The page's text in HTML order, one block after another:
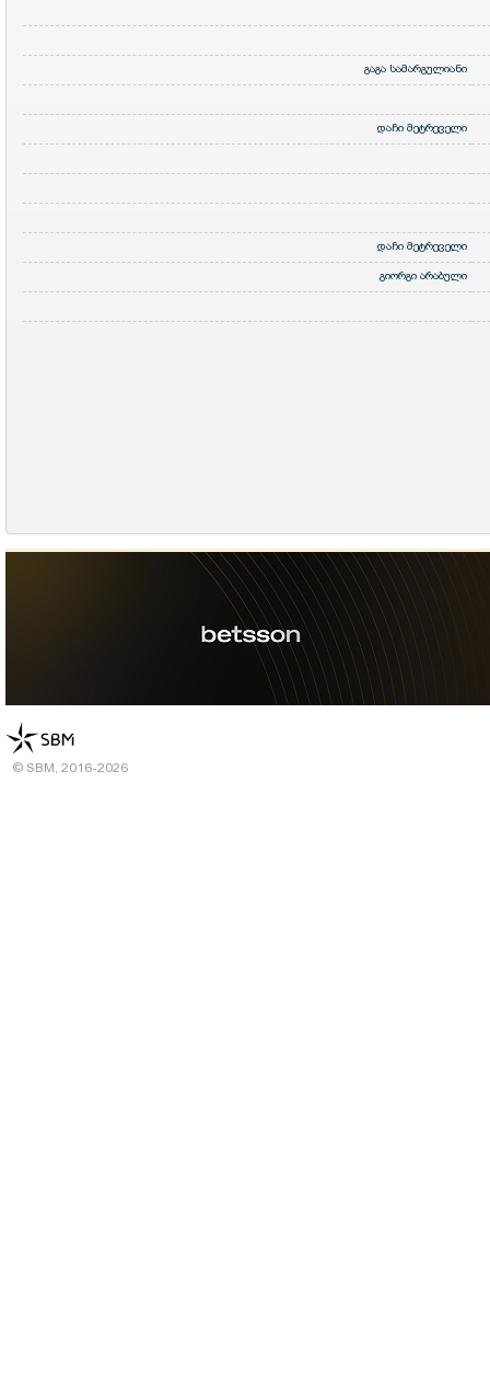
გაგა სამარგულიანი
დაჩი მეტრეველი
დაჩი მეტრეველი
გიორგი არაბული
© SBM, 2016-2026